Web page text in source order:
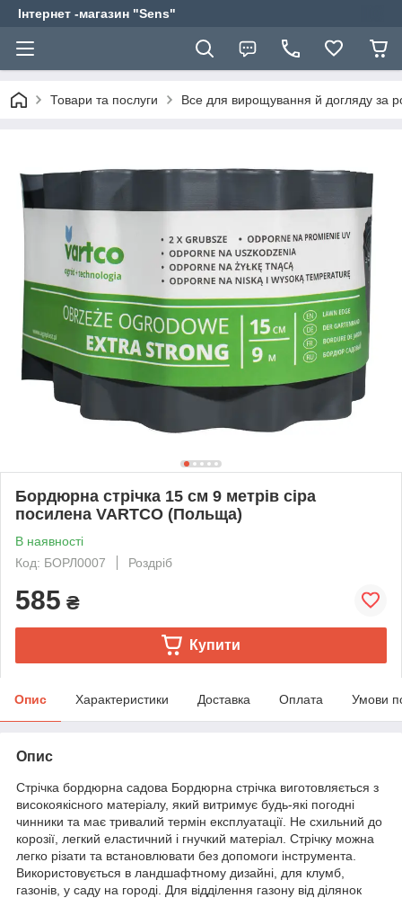
Інтернет -магазин "Sens"
Товари та послуги Все для вирощування й догляду за
Бордюрна стрічка 15 см 9 метрів сіра
посилена VARTCO (Польща)
В наявності
Код: БОРЛ0007
Роздріб
585 ₴
Купити
Опис Характеристики Доставка Оплата Умови
Опис
Стрічка бордюрна садова Бордюрна стрічка виготовляється з
високоякісного матеріалу, який витримує будь-які погодні
чинники та має тривалий термін експлуатації. Не схильний до
корозії, легкий еластичний і гнучкий матеріал. Стрічку можна
легко різати та встановлювати без допомоги інструмента.
Використовується в ландшафтному дизайні, для клумб,
газонів, у саду на городі. Для відділення газону від ділянок